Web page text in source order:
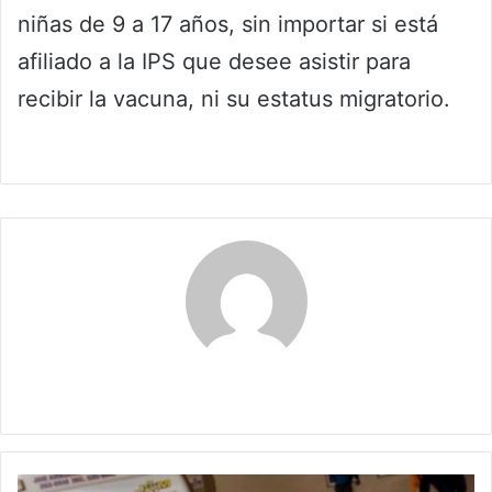
niñas de 9 a 17 años, sin importar si está
afiliado a la IPS que desee asistir para
recibir la vacuna, ni su estatus migratorio.
Crítica